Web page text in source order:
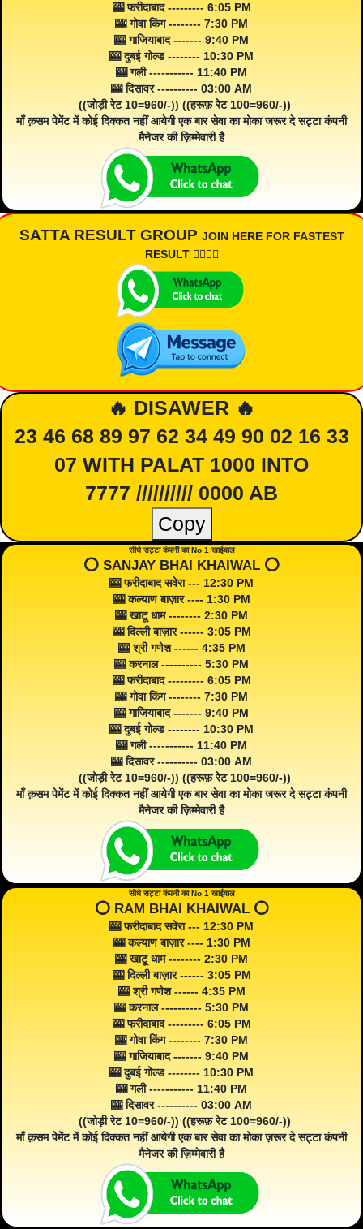
🎰 फरीदाबाद --------- 6:05 PM
🎰 गोवा किंग -------- 7:30 PM
🎰 गाजियाबाद ------- 9:40 PM
🎰 दुबई गोल्ड -------- 10:30 PM
🎰 गली ----------- 11:40 PM
🎰 दिसावर ---------- 03:00 AM
((जोड़ी रेट 10=960/-)) ((हरूफ़ रेट 100=960/-))
माँ क़सम पेमेंट में कोई दिक्कत नहीं आयेगी एक बार सेवा का मोका जरूर दे सट्टा कंपनी
मैनेजर की ज़िम्मेवारी है
SATTA RESULT GROUP JOIN HERE FOR FASTEST
RESULT 👇🏾👇🏾
🔥 DISAWER 🔥
23 46 68 89 97 62 34 49 90 02 16 33
07 WITH PALAT 1000 INTO
7777 ////////// 0000 AB
Copy
सीधे सट्टा कंपनी का No 1 खाईवाल
⭕️ SANJAY BHAI KHAIWAL ⭕️
🎰 फरीदाबाद सवेरा --- 12:30 PM
🎰 कल्याण बाज़ार ---- 1:30 PM
🎰 खाटू धाम -------- 2:30 PM
🎰 दिल्ली बाज़ार ------ 3:05 PM
🎰 श्री गणेश ------ 4:35 PM
🎰 करनाल ---------- 5:30 PM
🎰 फरीदाबाद --------- 6:05 PM
🎰 गोवा किंग -------- 7:30 PM
🎰 गाजियाबाद ------- 9:40 PM
🎰 दुबई गोल्ड -------- 10:30 PM
🎰 गली ----------- 11:40 PM
🎰 दिसावर ---------- 03:00 AM
((जोड़ी रेट 10=960/-)) ((हरूफ़ रेट 100=960/-))
माँ क़सम पेमेंट में कोई दिक्कत नहीं आयेगी एक बार सेवा का मोका जरूर दे सट्टा कंपनी
मैनेजर की ज़िम्मेवारी है
सीधे सट्टा कंपनी का No 1 खाईवाल
⭕️ RAM BHAI KHAIWAL ⭕️
🎰 फरीदाबाद सवेरा --- 12:30 PM
🎰 कल्याण बाज़ार ---- 1:30 PM
🎰 खाटू धाम -------- 2:30 PM
🎰 दिल्ली बाज़ार ------ 3:05 PM
🎰 श्री गणेश ------ 4:35 PM
🎰 करनाल ---------- 5:30 PM
🎰 फरीदाबाद --------- 6:05 PM
🎰 गोवा किंग -------- 7:30 PM
🎰 गाजियाबाद ------- 9:40 PM
🎰 दुबई गोल्ड -------- 10:30 PM
🎰 गली ----------- 11:40 PM
🎰 दिसावर ---------- 03:00 AM
((जोड़ी रेट 10=960/-)) ((हरूफ़ रेट 100=960/-))
माँ क़सम पेमेंट में कोई दिक्कत नहीं आयेगी एक बार सेवा का मोका ज़रूर दे सट्टा कंपनी
मैनेजर की ज़िम्मेवारी है